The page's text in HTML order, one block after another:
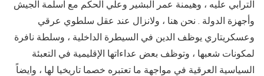
الترابي عليه ، وهيمنة عمر البشير وعلي الحكم مع اسلمة الجيش
وأجهزة الدولة . نحن هنا ، ولانزال عند عقل سلطوي عرقي
وعسكريتاري يوظف الدين في السيطرة الداخلية ، وسلطة نافرة
لمكونات شعبها ، وتوظف بعض عداءاتها الإقليمية في التعبئة
السياسية العرقية في مواجهة ما تعتبره خصما تاريخيا لها ، وايضاً